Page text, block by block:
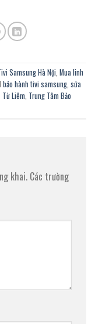
Samsung Hà Nội, Mua linh
bảo hành tivi samsung, sửa
Từ Liêm, Trung Tâm Bảo
khai. Các trường